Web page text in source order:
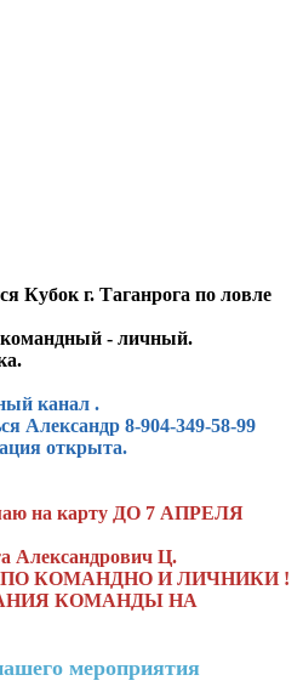
Кубок г. Таганрога по ловле
командный - личный.
канал .
Александр 8-904-349-58-99
открыта.
на карту ДО 7 АПРЕЛЯ
Александрович Ц.
КОМАНДНО И ЛИЧНИКИ !
КОМАНДЫ НА
мероприятия